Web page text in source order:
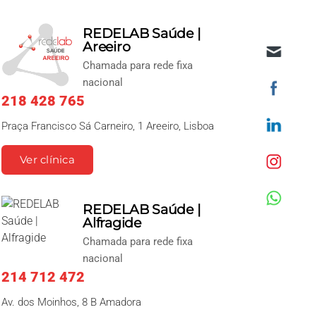
REDELAB Saúde |
Areeiro
Chamada para rede fixa
nacional
218 428 765
Praça Francisco Sá Carneiro, 1 Areeiro, Lisboa
Ver clínica
REDELAB Saúde |
Alfragide
Chamada para rede fixa
nacional
214 712 472
Av. dos Moinhos, 8 B Amadora